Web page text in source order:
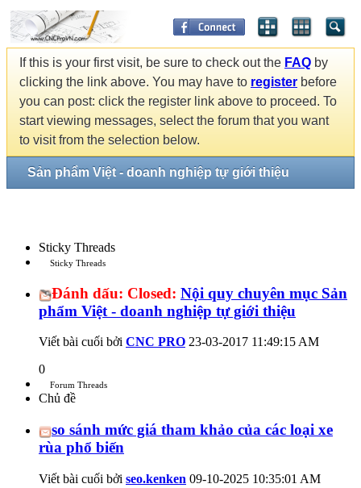
If this is your first visit, be sure to check out the FAQ by
clicking the link above. You may have to register before
you can post: click the register link above to proceed. To
start viewing messages, select the forum that you want
to visit from the selection below.
Sản phẩm Việt - doanh nghiệp tự giới thiệu
Sticky Threads
Sticky Threads
Đánh dấu: Closed: Nội quy chuyên mục Sản
phẩm Việt - doanh nghiệp tự giới thiệu
Viết bài cuối bởi CNC PRO 23-03-2017 11:49:15 AM
0
Forum Threads
Chủ đề
so sánh mức giá tham khảo của các loại xe
rùa phổ biến
Viết bài cuối bởi seo.kenken 09-10-2025 10:35:01 AM